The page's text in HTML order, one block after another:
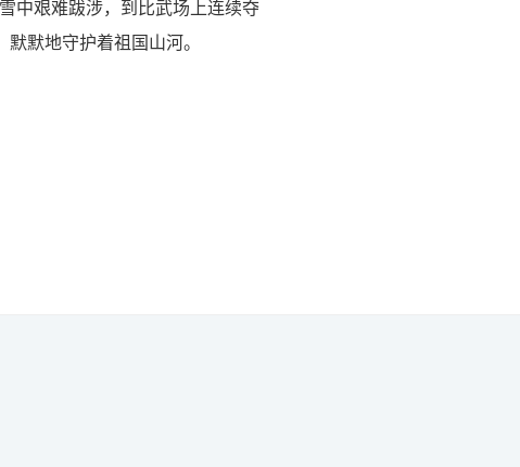
中艰难跋涉，到比武场上连续夺
默地守护着祖国山河。